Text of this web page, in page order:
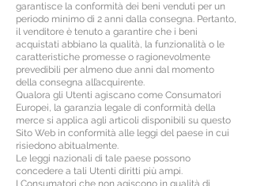
garantisce la conformità dei beni venduti per un
periodo minimo di 2 anni dalla consegna. Pertanto,
il venditore è tenuto a garantire che i beni
acquistati abbiano la qualità, la funzionalità o le
caratteristiche promesse o ragionevolmente
prevedibili per almeno due anni dal momento
della consegna all’acquirente.
Qualora gli Utenti agiscano come Consumatori
Europei, la garanzia legale di conformità della
merce si applica agli articoli disponibili su questo
Sito Web in conformità alle leggi del paese in cui
risiedono abitualmente.
Le leggi nazionali di tale paese possono
concedere a tali Utenti diritti più ampi.
I Consumatori che non agiscono in qualità di